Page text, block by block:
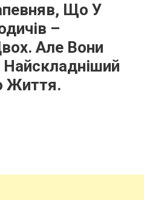
Що У
–
Але Вони
Найскладніший
Життя.